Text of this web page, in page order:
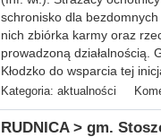
schronisko dla
nich zbiórka karmy oraz
prowadzoną działalnością.
Kłodzko do wsparcia tej
Kategoria: aktualności
RUDNICA > gm.